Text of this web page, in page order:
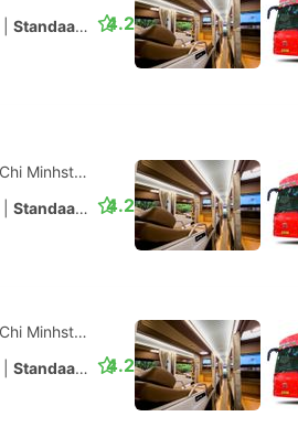
Standaard AC 4.2
New Eastern Bus Station, Ho Chi Minhstad
Standaard AC 4.2
New Eastern Bus Station, Ho Chi Minhstad
Standaard AC 4.2